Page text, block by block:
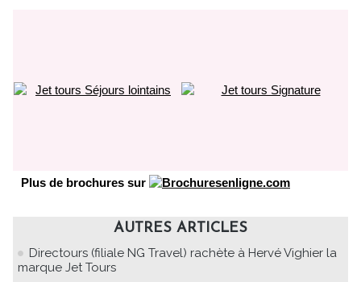
Plus de brochures sur
AUTRES ARTICLES
Directours (filiale NG Travel) rachète à Hervé Vighier la
marque Jet Tours